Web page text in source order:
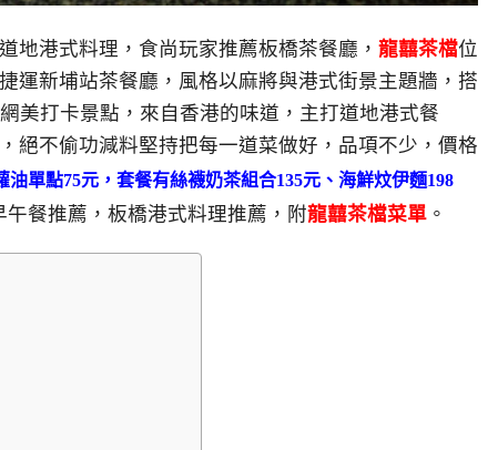
地港式料理，食尚玩家推薦板橋茶餐廳， 龍囍茶檔位
運新埔站茶餐廳，風格以麻將與港式街景主題牆，搭
美打卡景點，來自香港的味道，主打道地港式餐
絕不偷功減料堅持把每一道菜做好，品項不少，價格
油單點75元，套餐有絲襪奶茶組合135元、海鮮炆伊麵198
午餐推薦，板橋港式料理推薦，附龍囍茶檔菜單 。